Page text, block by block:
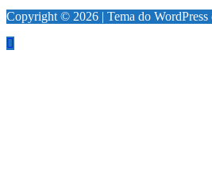
Copyright © 2026 | Tema do WordPress